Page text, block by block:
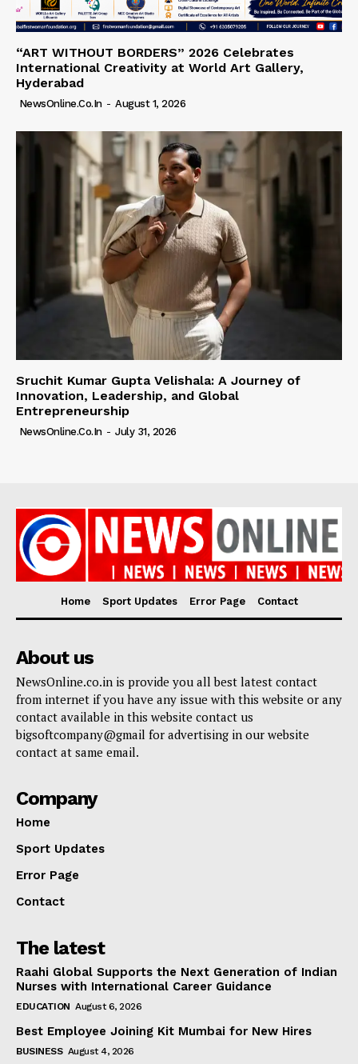
“ART WITHOUT BORDERS” 2026 Celebrates
International Creativity at World Art Gallery,
Hyderabad
NewsOnline.co.in - August 1, 2026
Sruchit Kumar Gupta Velishala: A Journey of
Innovation, Leadership, and Global
Entrepreneurship
NewsOnline.co.in - July 31, 2026
Home Sport Updates Error Page Contact
About us
NewsOnline.co.in is provide you all best latest contact
from internet if you have any issue with this website or any
contact available in this website contact us
bigsoftcompany@gmail for advertising in our website
contact at same email.
Company
Home
Sport Updates
Error Page
Contact
The latest
Raahi Global Supports the Next Generation of Indian
Nurses with International Career Guidance
EDUCATION August 6, 2026
Best Employee Joining Kit Mumbai for New Hires
BUSINESS August 4, 2026